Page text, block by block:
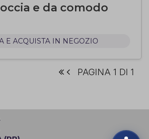
e da comodo
E ACQUISTA IN NEGOZIO
PAGINA 1 DI 1